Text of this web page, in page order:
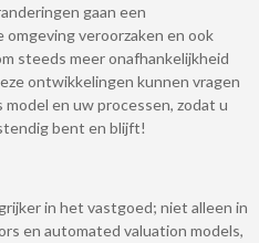
gaan een
veroorzaken en ook
steeds meer onafhankelijkheid
ontwikkelingen kunnen vragen
en uw processen, zodat u
bent en blijft!
in het vastgoed; niet alleen in
en automated valuation models,